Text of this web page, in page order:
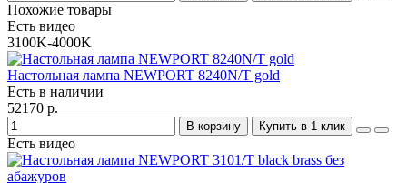
Похожие товары
Есть видео
3100K-4000K
Настольная лампа NEWPORT 8240N/T gold
Есть в наличии
52170 р.
В корзину Купить в 1 клик
Есть видео